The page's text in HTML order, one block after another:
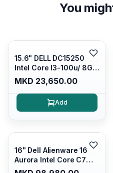
You
15.6" DELL DC15250
Intel Core I3-100u/ 8GB
DDR4/ 512GB SSD M.2/
Iris Xe Graphics/ 120Hz
Anti-glare LED Display/
Backlit Kb/ Platinum
MKD 23,650.00
Add
16" Dell Alienware 16
Aurora Intel Core C7
240H /16GB RAM DDR5